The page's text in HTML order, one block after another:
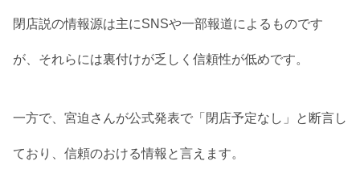
閉店説の情報源は主にSNSや一部報道によるものです
が、それらには裏付けが乏しく信頼性が低めです。
一方で、宮迫さんが公式発表で「閉店予定なし」と断言し
ており、信頼のおける情報と言えます。